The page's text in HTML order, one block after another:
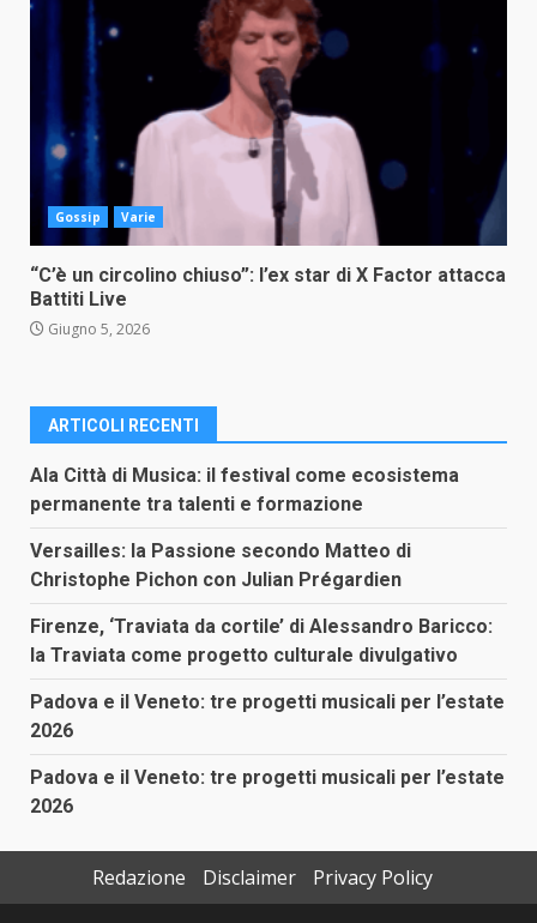
Gossip Varie
“C’è un circolino chiuso”: l’ex star di X Factor attacca
Battiti Live
Giugno 5, 2026
ARTICOLI RECENTI
Ala Città di Musica: il festival come ecosistema
permanente tra talenti e formazione
Versailles: la Passione secondo Matteo di
Christophe Pichon con Julian Prégardien
Firenze, ‘Traviata da cortile’ di Alessandro Baricco:
la Traviata come progetto culturale divulgativo
Padova e il Veneto: tre progetti musicali per l’estate
2026
Padova e il Veneto: tre progetti musicali per l’estate
2026
Redazione Disclaimer
Privacy Policy